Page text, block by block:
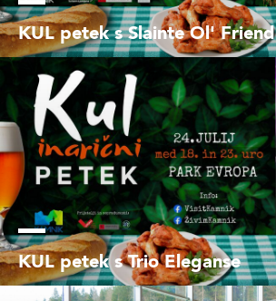
KUL petek s Slainte Ol' Friend
KUL petek s Trio Eleganse